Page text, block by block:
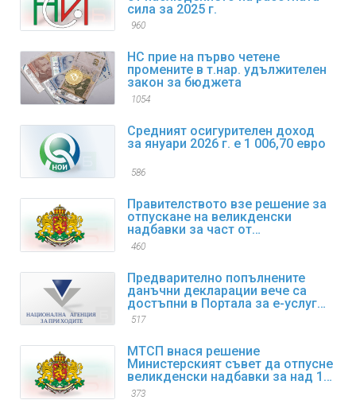
сила за 2025 г.
960
НС прие на първо четене
промените в т.нар. удължителен
закон за бюджета
1054
Средният осигурителен доход
за януари 2026 г. е 1 006,70 евро
586
Правителството взе решение за
отпускане на великденски
надбавки за част от
пенсионерите
460
Предварително попълнените
данъчни декларации вече са
достъпни в Портала за е-услуги
на НАП
517
МТСП внася решение
Министерският съвет да отпусне
великденски надбавки за над 1
600 000 пенсионери
373